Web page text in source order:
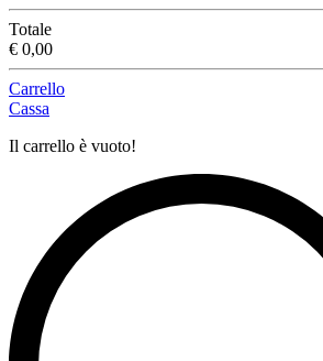
Totale
€ 0,00
Carrello
Cassa
Il carrello è vuoto!